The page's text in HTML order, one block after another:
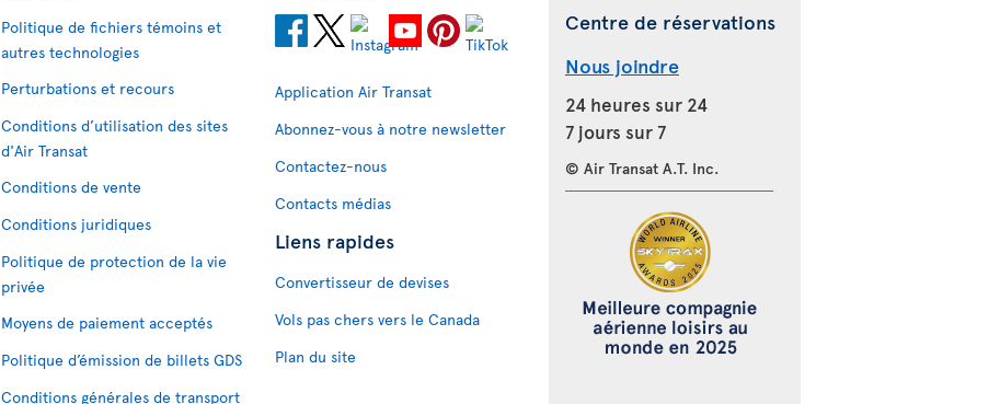
Politique de fichiers témoins et
autres technologies
Perturbations et recours
Conditions d’utilisation des sites
d'Air Transat
Conditions de vente
Conditions juridiques
Politique de protection de la vie
privée
Moyens de paiement acceptés
Politique d’émission de billets GDS
Conditions générales de transport
Application Air Transat
Abonnez-vous à notre newsletter
Contactez-nous
Contacts médias
Liens rapides
Convertisseur de devises
Vols pas chers vers le Canada
Plan du site
Centre de réservations
Nous joindre
24 heures sur 24
7 jours sur 7
© Air Transat A.T. Inc.